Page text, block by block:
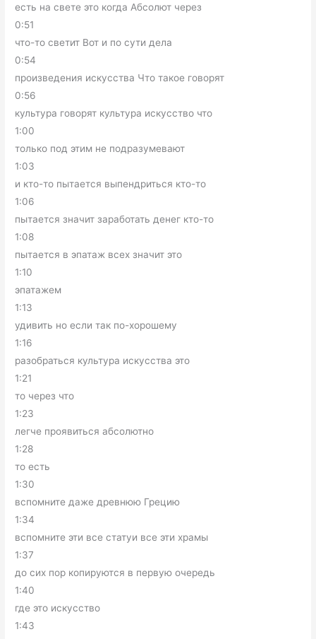
есть на свете это когда Абсолют через
0:51
что-то светит Вот и по сути дела
0:54
произведения искусства Что такое говорят
0:56
культура говорят культура искусство что
1:00
только под этим не подразумевают
1:03
и кто-то пытается выпендриться кто-то
1:06
пытается значит заработать денег кто-то
1:08
пытается в эпатаж всех значит это
1:10
эпатажем
1:13
удивить но если так по-хорошему
1:16
разобраться культура искусства это
1:21
то через что
1:23
легче проявиться абсолютно
1:28
то есть
1:30
вспомните даже древнюю Грецию
1:34
вспомните эти все статуи все эти храмы
1:37
до сих пор копируются в первую очередь
1:40
где это искусство
1:43